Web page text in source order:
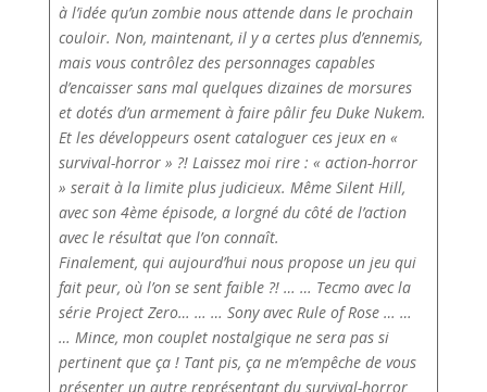
à l’idée qu’un zombie nous attende dans le prochain
couloir. Non, maintenant, il y a certes plus d’ennemis,
mais vous contrôlez des personnages capables
d’encaisser sans mal quelques dizaines de morsures
et dotés d’un armement à faire pâlir feu Duke Nukem.
Et les développeurs osent cataloguer ces jeux en «
survival-horror » ?! Laissez moi rire : « action-horror
» serait à la limite plus judicieux. Même Silent Hill,
avec son 4ème épisode, a lorgné du côté de l’action
avec le résultat que l’on connaît.
Finalement, qui aujourd’hui nous propose un jeu qui
fait peur, où l’on se sent faible ?! … … Tecmo avec la
série Project Zero… … … Sony avec Rule of Rose … …
… Mince, mon couplet nostalgique ne sera pas si
pertinent que ça ! Tant pis, ça ne m’empêche de vous
présenter un autre représentant du survival-horror